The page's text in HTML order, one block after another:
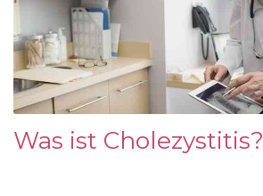
Was ist Cholezystitis?